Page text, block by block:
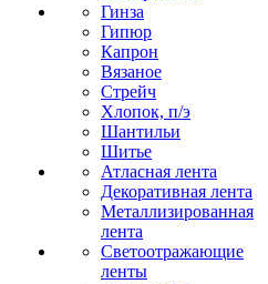
Гинза
Гипюр
Капрон
Вязаное
Стрейч
Хлопок, п/э
Шантильи
Шитье
Атласная лента
Декоративная лента
Металлизированная
лента
Светоотражающие
ленты